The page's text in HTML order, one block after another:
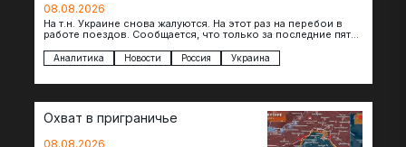
08.08.2026
На т.н. Украине снова жалуются. На этот раз на перебои в
работе поездов. Сообщается, что только за последние пять
Аналитика Новости Россия Украина
Охват в приграничье
08.08.2026